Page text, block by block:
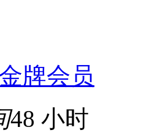
金牌会员
48 小时